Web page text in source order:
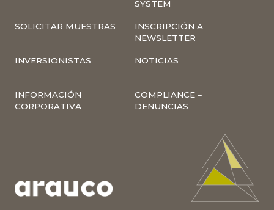
SYSTEM
SOLICITAR MUESTRAS
INSCRIPCIÓN A
NEWSLETTER
INVERSIONISTAS NOTICIAS
INFORMACIÓN
CORPORATIVA
COMPLIANCE –
DENUNCIAS